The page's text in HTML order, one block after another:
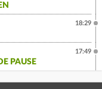
18:29
PAUSE
17:49